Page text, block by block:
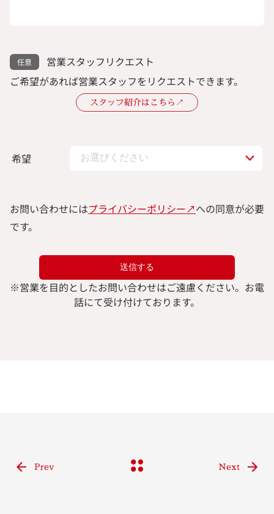
営業スタッフリクエスト
ご希望があれば営業スタッフをリクエストできます。
スタッフ紹介はこちら↗︎
希望
お問い合わせにはプライバシーポリシー↗︎への同意が必要
です。
※営業を目的としたお問い合わせはご遠慮ください。 お電
話にて受け付けております。
Prev Next